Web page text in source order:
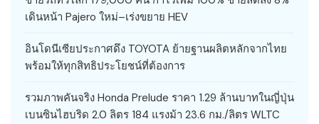
เดินหน้า Pajero ใหม่–เร่งขยาย HEV
อินโดนีเซียประกาศดึง TOYOTA ย้ายฐานผลิตหลักจากไทย
พร้อมให้ทุกสิทธิประโยชน์ที่ต้องการ
รวมภาพคันจริง Honda Prelude ราคา 1.29 ล้านบาทในญี่ปุ่น
เบนซินไฮบริด 2.0 ลิตร 184 แรงม้า 23.6 กม./ลิตร WLTC